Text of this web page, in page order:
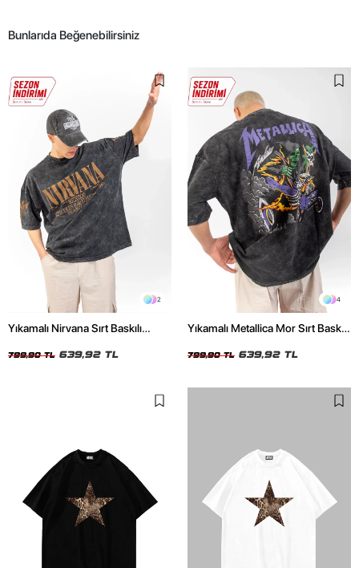
Bunlarıda Beğenebilirsiniz
2
Yıkamalı Nirvana Sırt Baskılı
799,90 TL 639,92 TL
4
Yıkamalı Metallica Mor Sırt Baskılı
799,90 TL 639,92 TL